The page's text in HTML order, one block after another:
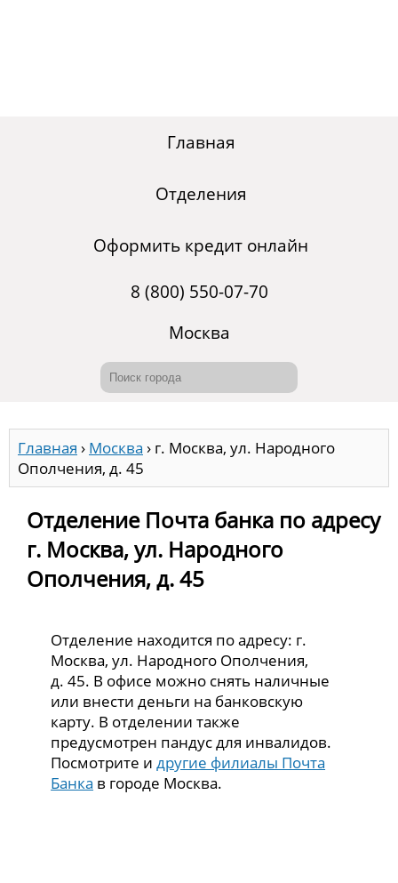
Главная
Отделения
Оформить кредит онлайн
8 (800) 550-07-70
Москва
Главная › Москва › г. Москва, ул. Народного
Ополчения, д. 45
Отделение Почта банка по адресу
г. Москва, ул. Народного
Ополчения, д. 45
Отделение находится по адресу: г.
Москва, ул. Народного Ополчения,
д. 45. В офисе можно снять наличные
или внести деньги на банковскую
карту. В отделении также
предусмотрен пандус для инвалидов.
Посмотрите идругие филиалы Почта
Банка в городе Москва.